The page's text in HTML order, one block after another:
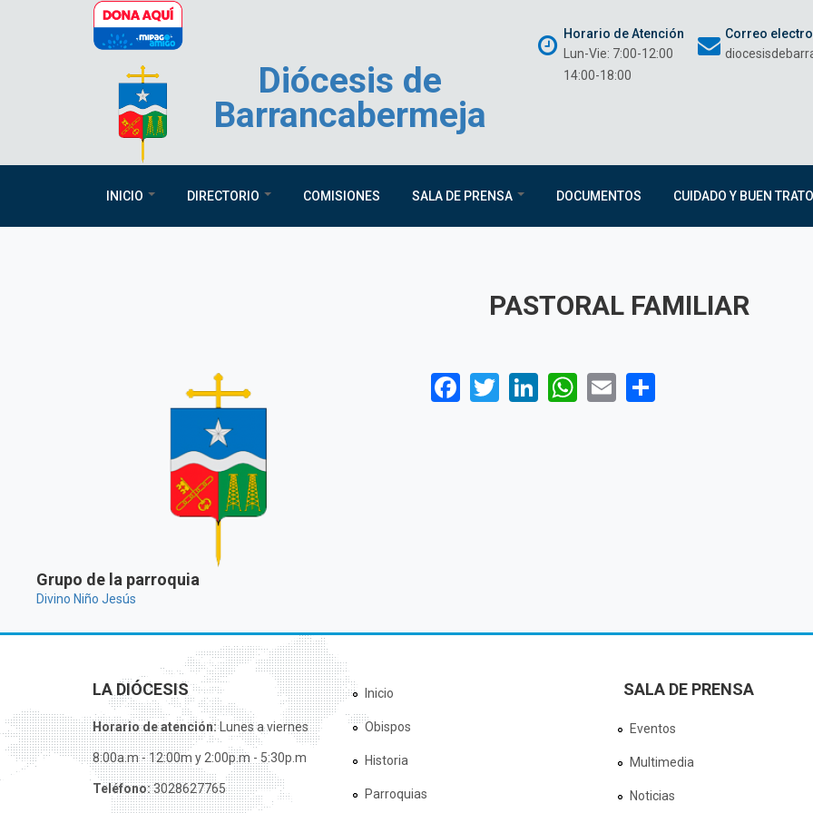
Pasar al contenido principal
Diócesis de
Barrancabermeja
Horario de Atención
Lun-Vie: 7:00-12:00
14:00-18:00
Correo
INICIO DIRECTORIO COMISIONES SALA DE PRENSA DOCUMENTOS CUIDADO Y BUEN TRATO
PASTORAL FAMILIAR
Grupo de la parroquia
Divino Niño Jesús
Facebook
TwitterLinkedIn
WhatsApp
Email
LA DIÓCESIS
Horario de atención:Lunes a viernes
8:00a.m - 12:00m y 2:00p.m - 5:30p.m
Teléfono:3028627765
Inicio
Obispos
Historia
Parroquias
SALA DE PRENSA
Eventos
Multimedia
Noticias